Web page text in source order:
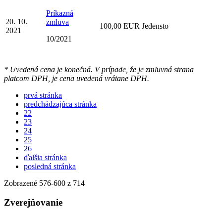
20. 10.
2021
Príkazná
zmluva
10/2021
100,00 EUR Jedensto
* Uvedená cena je konečná. V prípade, že je zmluvná strana
platcom DPH, je cena uvedená vrátane DPH.
prvá stránka
predchádzajúca stránka
22
23
24
25
26
ďalšia stránka
posledná stránka
Zobrazené 576-600 z 714
Zverejňovanie